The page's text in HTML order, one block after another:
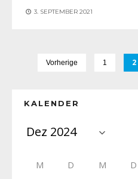
3. SEPTEMBER 2021
Vorherige 1 2
KALENDER
M D M D